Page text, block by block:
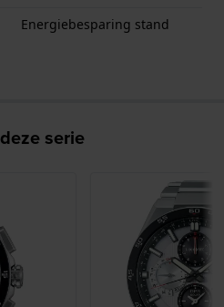
Energiebesparing stand
serie